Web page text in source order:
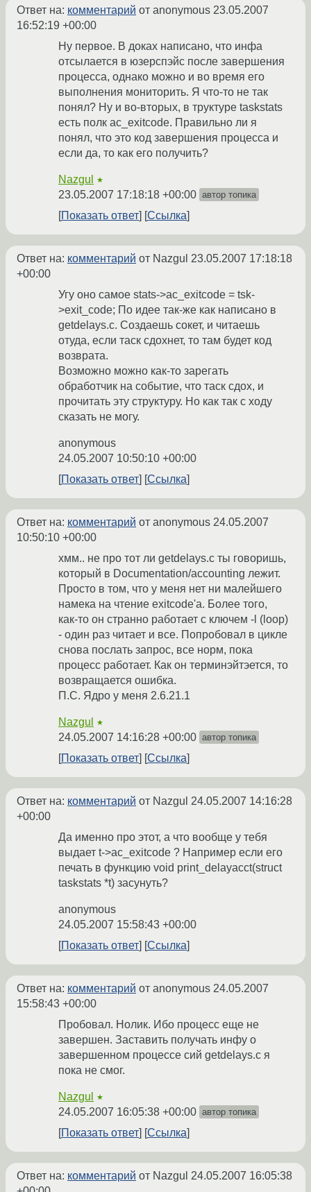
Ответ на: комментарий от anonymous 23.05.2007
16:52:19 +00:00
Ну первое. В доках написано, что инфа
отсылается в юзерспэйс после завершения
процесса, однако можно и во время его
выполнения мониторить. Я что-то не так
понял? Ну и во-вторых, в труктуре taskstats
есть полк ac_exitcode. Правильно ли я
понял, что это код завершения процесса и
если да, то как его получить?
Nazgul ★
23.05.2007 17:18:18 +00:00 автор топика
Показать ответ Ссылка
Ответ на: комментарий от Nazgul 23.05.2007 17:18:18
+00:00
Угу оно самое stats->ac_exitcode = tsk-
>exit_code; По идее так-же как написано в
getdelays.c. Создаешь сокет, и читаешь
отуда, если таск сдохнет, то там будет код
возврата.
Возможно можно как-то зарегать
обработчик на событие, что таск сдох, и
прочитать эту структуру. Но как так с ходу
сказать не могу.
anonymous
24.05.2007 10:50:10 +00:00
Показать ответ
Ссылка
Ответ на: комментарий от anonymous 24.05.2007
10:50:10 +00:00
хмм.. не про тот ли getdelays.c ты говоришь,
который в Documentation/accounting лежит.
Просто в том, что у меня нет ни малейшего
намека на чтение exitcode'а. Более того,
как-то он странно работает с ключем -l (loop)
- один раз читает и все. Попробовал в цикле
снова послать запрос, все норм, пока
процесс работает. Как он терминэйтэется, то
возвращается ошибка.
П.С. Ядро у меня 2.6.21.1
Nazgul ★
24.05.2007 14:16:28 +00:00 автор топика
Показать ответ Ссылка
Ответ на: комментарий от Nazgul 24.05.2007 14:16:28
+00:00
Да именно про этот, а что вообще у тебя
выдает t->ac_exitcode ? Например если его
печать в функцию void print_delayacct(struct
taskstats *t) засунуть?
anonymous
24.05.2007 15:58:43 +00:00
Показать ответ
Ссылка
Ответ на: комментарий от anonymous 24.05.2007
15:58:43 +00:00
Пробовал. Нолик. Ибо процесс еще не
завершен. Заставить получать инфу о
завершенном процессе сий getdelays.c я
пока не смог.
Nazgul ★
24.05.2007 16:05:38 +00:00 автор топика
Показать ответ Ссылка
Ответ на: комментарий от Nazgul 24.05.2007 16:05:38